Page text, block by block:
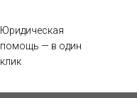
Юридическая
помощь — в один
клик